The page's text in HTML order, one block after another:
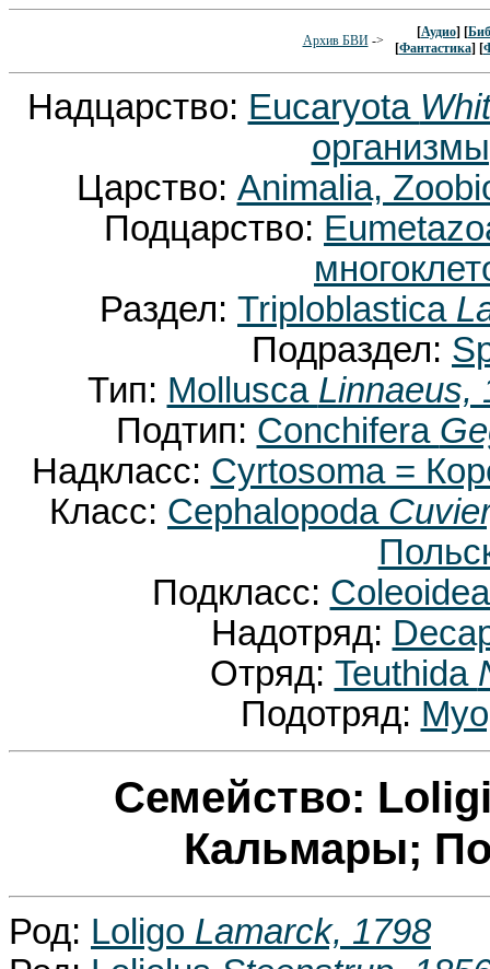
Архив БВИ->
[Аудио] [
[Фантастика] [
Надцарство: Eucaryota
Царство: Animalia,
Подцарство:
Раздел: Triploblastica
Подраздел:
Тип: Mollusca Linnaeus,
Подтип: Conchifera
Надкласс: Cyrtosoma =
Класс: Cephalopoda
Подкласс:
Надотряд:
Отряд: Teuthida
Подотряд:
Семейство:
Кальмары;
Род: Loligo Lamarck, 1798